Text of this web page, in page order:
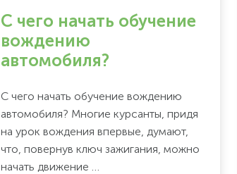
С чего начать обучение
вождению
автомобиля?
С чего начать обучение вождению
автомобиля? Многие курсанты, придя
на урок вождения впервые, думают,
что, повернув ключ зажигания, можно
начать движение …